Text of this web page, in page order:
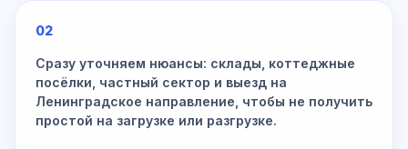
02
Сразу уточняем нюансы: склады, коттеджные
посёлки, частный сектор и выезд на
Ленинградское направление, чтобы не получить
простой на загрузке или разгрузке.